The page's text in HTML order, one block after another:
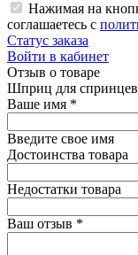
Нажимая на
соглашаетесь с
Статус заказа
Войти в кабинет
Отзыв о товаре
Шприц для
Ваше имя *
Введите свое имя
Достоинства товара
Недостатки товара
Ваш отзыв *